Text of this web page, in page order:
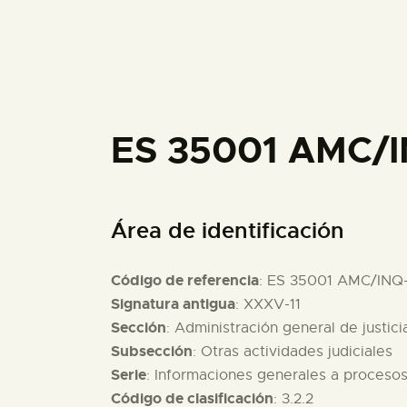
ES 35001 AMC/
Área de identificación
Código de referencia: ES 35001 AMC/
Signatura antigua: XXXV-11
Sección: Administración general de
Subsección: Otras actividades judiciales
Serie: Informaciones generales a procesos
Código de clasificación: 3.2.2